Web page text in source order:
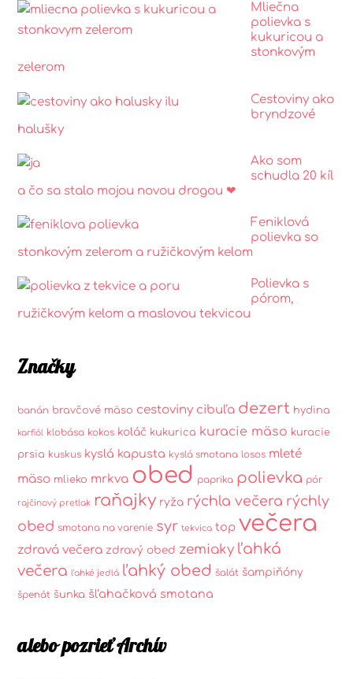
Mliečna
polievka s
kukuricou a
stonkovým
zelerom
Cestoviny ako
bryndzové
halušky
Ako som
schudla 20 kíl
a čo sa stalo mojou novou drogou ❤
Feniklová
polievka so
stonkovým zelerom a ružičkovým kelom
Polievka s
pórom,
ružičkovým kelom a maslovou tekvicou
Značky
banán bravčové mäso cestoviny cibuľa dezert hydina
karfiól klobása kokos koláč kukurica kuracie mäso kuracie
prsia kuskus kyslá kapusta kyslá smotana losos mleté
mäso mlieko mrkva obed paprika polievka pór
rajčinový pretlak raňajky ryža rýchla večera rýchly
obed smotana na varenie syr tekvica top večera
zdravá večera zdravý obed zemiaky ľahká
večera
ľahké jedlá ľahký obed šalát šampiňóny
špenát šunka šľahačková smotana
alebo pozrieť Archív